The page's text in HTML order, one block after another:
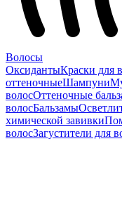
Волосы
ОксидантыКраски для
оттеночныеШампуни
волосОттеночные
волосБальзамы
химической завивки
волосЗагустители для